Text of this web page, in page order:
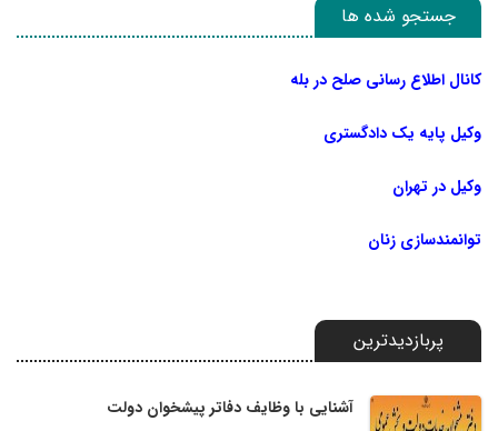
جستجو شده ها
کانال اطلاع رسانی صلح در بله
وکیل پایه یک دادگستری
وکیل در تهران
توانمندسازی زنان
پربازدیدترین
آشنایی با وظایف دفاتر پیشخوان دولت